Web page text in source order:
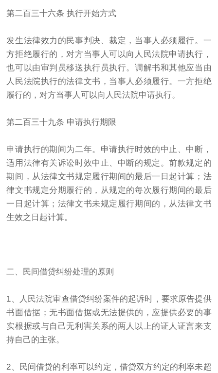
第二百三十六条 执行开始方式
发生法律效力的民事判决、裁定，当事人必须履行。一
方拒绝履行的，对方当事人可以向人民法院申请执行，
也可以由审判员移送执行员执行。调解书和其他应当由
人民法院执行的法律文书，当事人必须履行。一方拒绝
履行的，对方当事人可以向人民法院申请执行。
第二百三十九条 申请执行期限
申请执行的期间为二年。申请执行时效的中止、中断，
适用法律有关诉讼时效中止、中断的规定。前款规定的
期间，从法律文书规定履行期间的最后一日起计算；法
律文书规定分期履行的，从规定的每次履行期间的最后
一日起计算；法律文书未规定履行期间的，从法律文书
生效之日起计算。
二、民间借贷纠纷处理的原则
1、人民法院审查借贷纠纷案件的起诉时，要求原告提供
书面借据；无书面借据或无法提供的，应提供必要的事
实根据或与自己无利害关系的两人以上的证人证言来支
持自己的主张。
2、民间借贷的利率可以约定，借贷双方约定的利率未超